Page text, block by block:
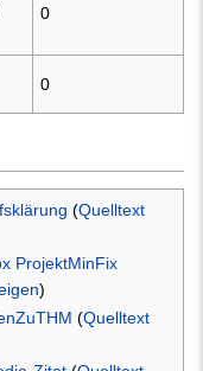
0
0
(Quelltext
ProjektMinFix
)
(Quelltext